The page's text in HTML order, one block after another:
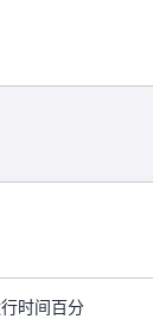
MariaDB、SQL
”和“不可用性”
例、多 AZ DB
时间百分